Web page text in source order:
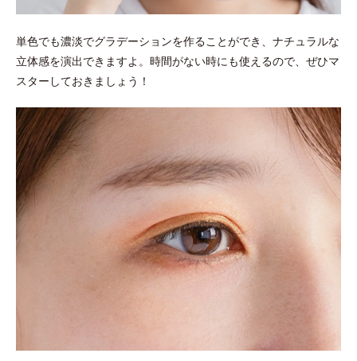
単色でも濃淡でグラデーションを作ることができ、ナチュラルな
立体感を演出できますよ。時間がない時にも使えるので、ぜひマ
スターしておきましょう！